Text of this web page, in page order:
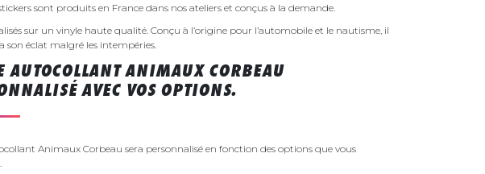
sont produits en France dans nos ateliers et conçus à la demande.
sur un vinyle haute qualité. Conçu à l’origine pour l’automobile et le nautisme, il
son éclat malgré les intempéries.
AUTOCOLLANT ANIMAUX CORBEAU
AVEC VOS OPTIONS.
Animaux Corbeau sera personnalisé en fonction des options que vous